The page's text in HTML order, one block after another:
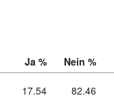
Ja % Nein %
17.54 82.46